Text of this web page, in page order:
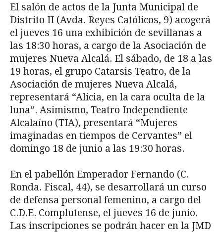
El salón de actos de la Junta Municipal de
Distrito II (Avda. Reyes Católicos, 9) acogerá
el jueves 16 una exhibición de sevillanas a
las 18:30 horas, a cargo de la Asociación de
mujeres Nueva Alcalá. El sábado, de 18 a las
19 horas, el grupo Catarsis Teatro, de la
Asociación de mujeres Nueva Alcalá,
representará “Alicia, en la cara oculta de la
luna”. Asimismo, Teatro Independiente
Alcalaíno (TIA), presentará “Mujeres
imaginadas en tiempos de Cervantes” el
domingo 18 de junio a las 19:30 horas.
En el pabellón Emperador Fernando (C.
Ronda. Fiscal, 44), se desarrollará un curso
de defensa personal femenino, a cargo del
C.D.E. Complutense, el jueves 16 de junio.
Las inscripciones se podrán hacer en la JMD